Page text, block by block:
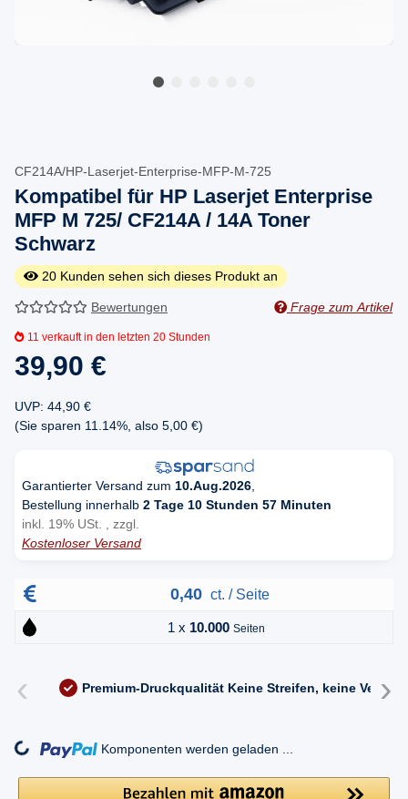
CF214A/HP-Laserjet-Enterprise-MFP-M-725
Kompatibel für HP Laserjet Enterprise
MFP M 725/ CF214A / 14A Toner
Schwarz
20 Kunden sehen sich dieses Produkt an
Bewertungen Frage zum Artikel
11 verkauft in den letzten 20 Stunden
39,90 €
UVP: 44,90 €
(Sie sparen 11.14% , also 5,00 €)
Garantierter Versand zum 10.Aug.2026
Bestellung innerhalb 2 Tage 10 Stunden 57 Minuten
inkl. 19% USt. , zzgl.
Kostenloser Versand
0,40 ct. / Seite
1 x 10.000 Seiten
‹ Premium-Druckqualität Keine Streifen, keine ›
Komponenten werden geladen ...